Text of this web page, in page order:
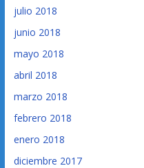
julio 2018
junio 2018
mayo 2018
abril 2018
marzo 2018
febrero 2018
enero 2018
diciembre 2017